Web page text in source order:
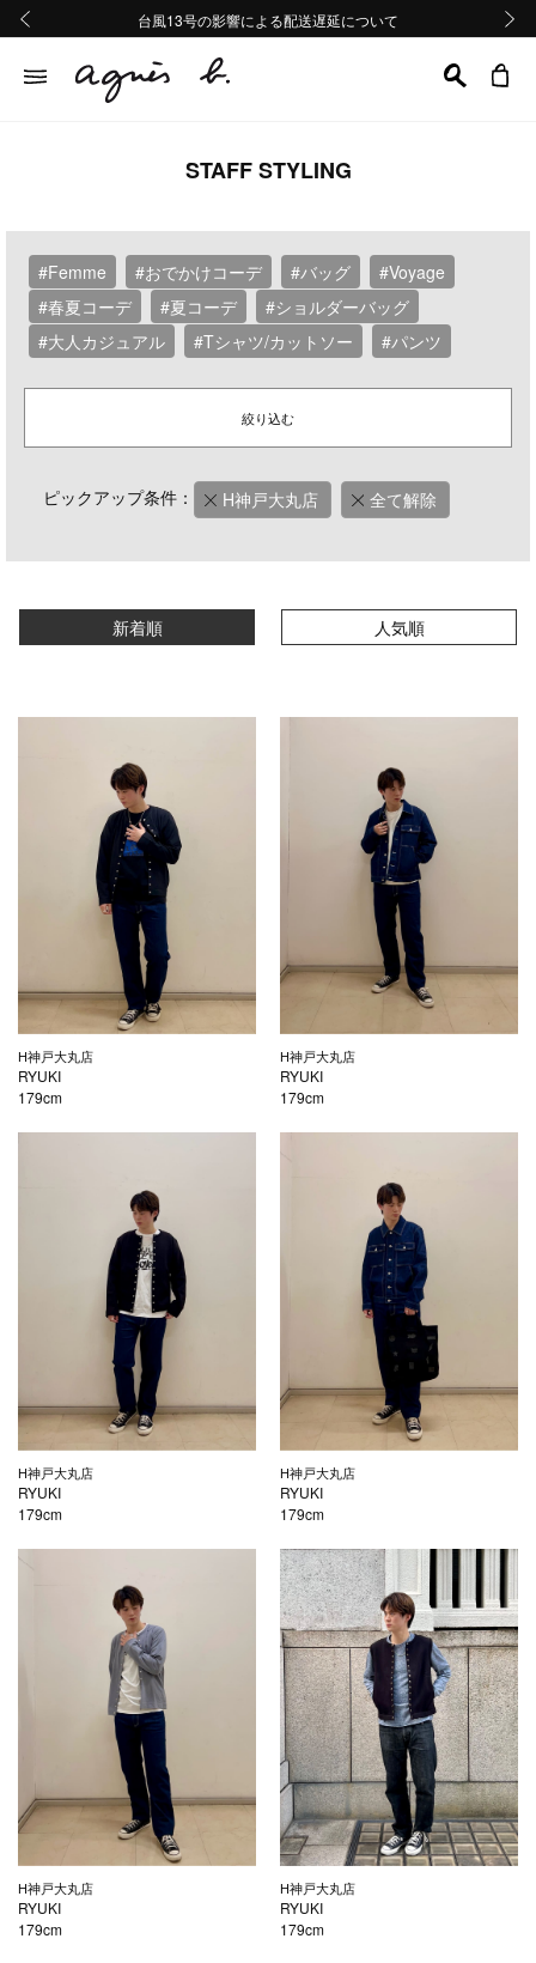
熊本地域地震の影響による配送遅延について
Summer Sale 2buy10%OFF!!
台風13号の影響による配送遅延について
熊本地域地震の影響による配送遅延について
Summer Sale 2buy10%OFF!!
STAFF STYLING
#Femme #おでかけコーデ #バッグ
#Voyage
#春夏コーデ
#夏コーデ
#ショルダーバッグ
#大人カジュアル
#Tシャツ/カットソー #パンツ
絞り込む
ピックアップ条件： H神戸大丸店 全て解除
新着順 人気順
H神戸大丸店
RYUKI
179cm
H神戸大丸店
RYUKI
179cm
H神戸大丸店
RYUKI
179cm
H神戸大丸店
RYUKI
179cm
H神戸大丸店
RYUKI
179cm
H神戸大丸店
RYUKI
179cm